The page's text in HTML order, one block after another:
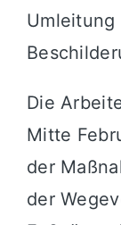
Die
Mitte
der
der